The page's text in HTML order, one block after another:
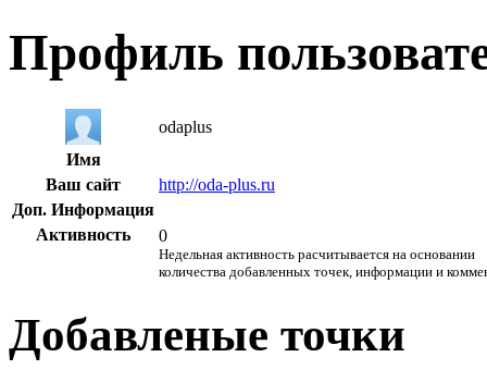
Профиль
odaplus
Имя
Ваш сайт
http://oda-plus.ru
Доп. Информация
Активность
0
Недельная активность расчитывается на основании
количества добавленных точек, информации и
Добавленые точки